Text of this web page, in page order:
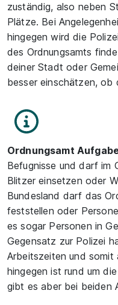
zuständig, also neben
Plätze. Bei
hingegen wird die
des Ordnungsamts
deiner Stadt oder
besser einschätzen, ob
Ordnungsamt
Befugnisse und darf im
Blitzer einsetzen oder
Bundesland darf das
feststellen oder
es sogar Personen in
Gegensatz zur Polizei
Arbeitszeiten und somit
hingegen ist rund um
gibt es aber bei beiden